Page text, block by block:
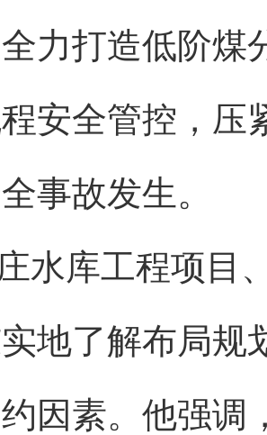
力打造低阶煤
安全管控，压
事故发生。
水库工程项目
地了解布局规
因素。他强调